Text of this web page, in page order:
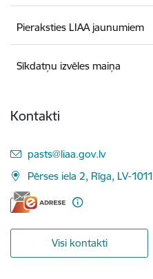
Pieraksties LIAA jaunumiem
Sīkdatņu izvēles maiņa
Kontakti
E-pasts:
pasts@liaa.gov.lv
Pērses iela 2, Rīga, LV-1011
Visi kontakti